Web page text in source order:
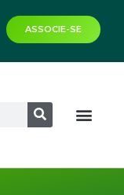
ASSOCIE-SE